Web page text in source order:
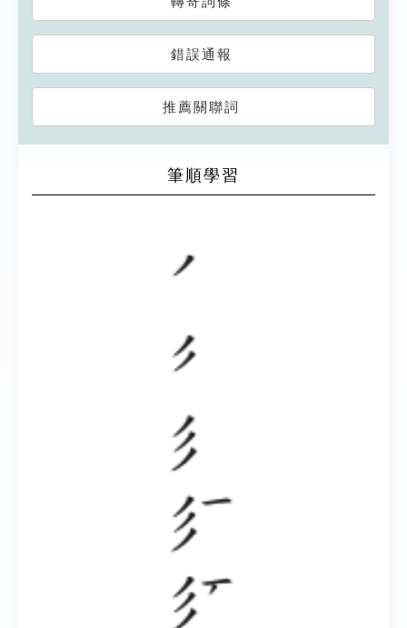
錯誤通報
推薦關聯詞
筆順學習